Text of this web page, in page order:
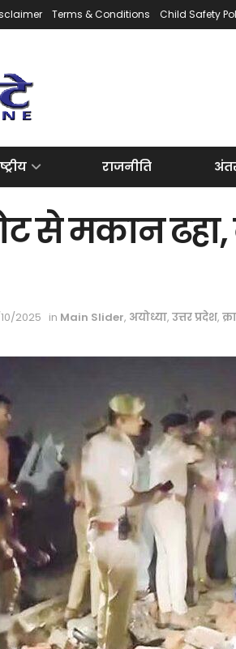
Terms & Conditions Child Safety
राजनीति
से मकान ढहा,
2025 in Main Slider, अयोध्या, उत्तर प्रदेश,